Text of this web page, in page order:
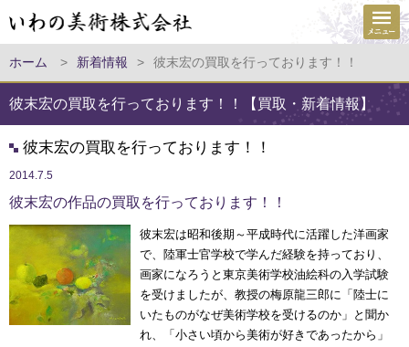
ホーム > 新着情報 > 彼末宏の買取を行っております！！
彼末宏の買取を行っております！！【買取・新着情報】
彼末宏の買取を行っております！！
2014.7.5
彼末宏の作品の買取を行っております！！
彼末宏は昭和後期～平成時代に活躍した洋画家
で、陸軍士官学校で学んだ経験を持っており、
画家になろうと東京美術学校油絵科の入学試験
を受けましたが、教授の梅原龍三郎に「陸士に
いたものがなぜ美術学校を受けるのか」と聞か
れ、「小さい頃から美術が好きであったから」